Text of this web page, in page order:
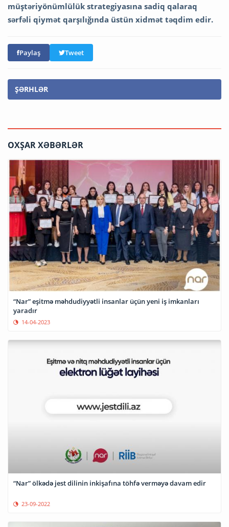
müştəriyönümlülük strategiyasına sadiq qalaraq
sərfəli qiymət qarşılığında üstün xidmət təqdim edir.
Paylaş Tweet
ŞƏRHLƏR
OXŞAR XƏBƏRLƏR
“Nar” eşitmə məhdudiyyətli insanlar üçün yeni iş imkanları
yaradır
14-04-2023
“Nar” ölkədə jest dilinin inkişafına töhfə verməyə davam edir
23-09-2022